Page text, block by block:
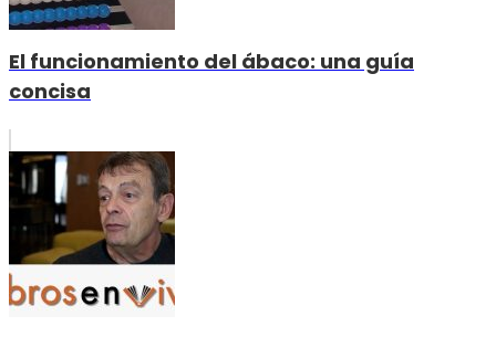
El funcionamiento del ábaco: una guía
concisa